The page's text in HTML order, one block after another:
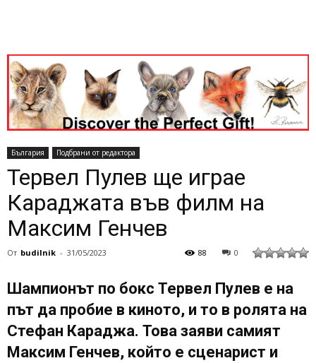
България Подбрани от редактора
Тервел Пулев ще играе
Караджата във филм на
Максим Генчев
От budilnik - 31/05/2023 0
88
Шампионът по бокс Тервел Пулев е на
път да пробие в киното, и то в ролята на
Стефан Караджа. Това заяви самият
Максим Генчев, който е сценарист и